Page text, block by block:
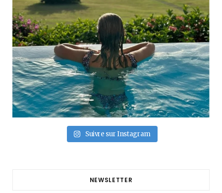
Suivre sur Instagram
NEWSLETTER